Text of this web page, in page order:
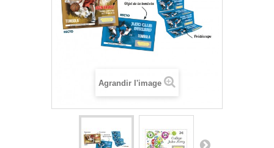
Agrandir l'image